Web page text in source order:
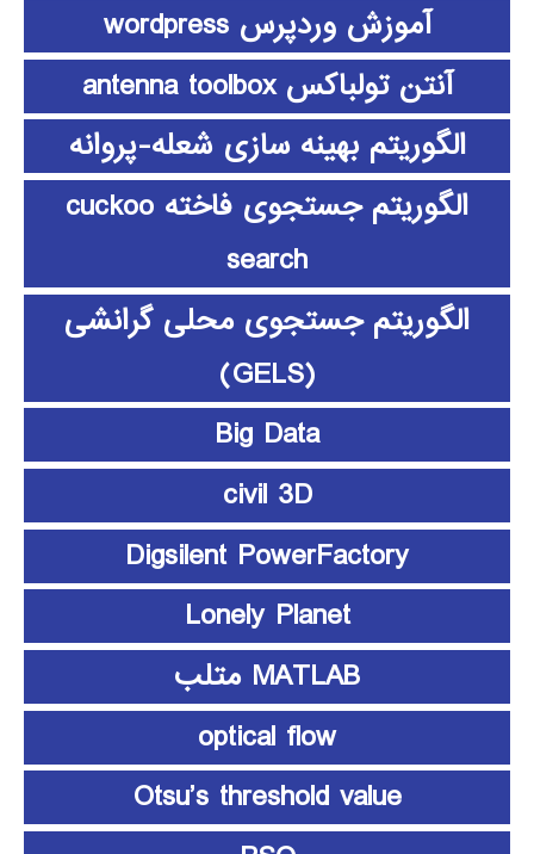
آموزش وردپرس wordpress
آنتن تولباکس antenna toolbox
الگوریتم بهینه سازی شعله-پروانه
الگوریتم جستجوی فاخته cuckoo
search
الگوریتم جستجوی محلی گرانشی
(GELS)
Big Data
civil 3D
Digsilent PowerFactory
Lonely Planet
MATLAB متلب
optical flow
Otsu’s threshold value